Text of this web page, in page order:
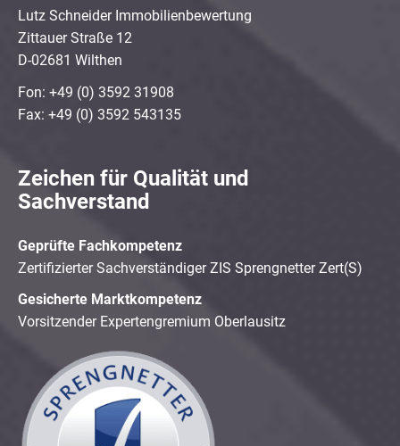
Lutz Schneider Immobilienbewertung
Zittauer Straße 12
D-02681 Wilthen
Fon: +49 (0) 3592 31908
Fax: +49 (0) 3592 543135
Zeichen für Qualität und
Sachverstand
Geprüfte Fachkompetenz
Zertifizierter Sachverständiger ZIS Sprengnetter Zert(S)
Gesicherte Marktkompetenz
Vorsitzender Expertengremium Oberlausitz